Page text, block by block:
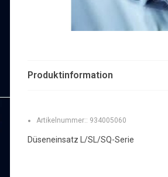
Produktinformation
Artikelnummer:: 934005060
Düseneinsatz L/SL/SQ-Serie